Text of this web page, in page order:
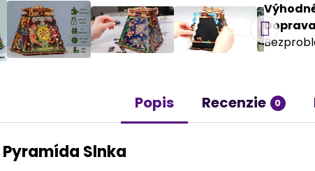
Popis Recenzie 0
Slnka